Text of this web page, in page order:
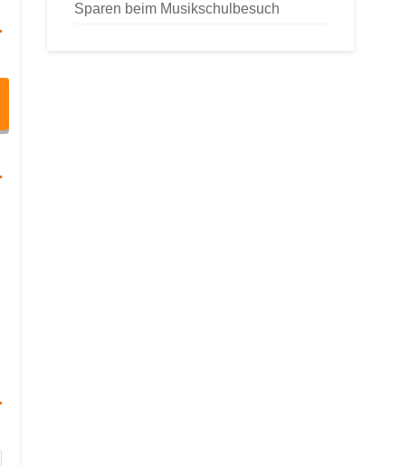
Sparen beim Musikschulbesuch